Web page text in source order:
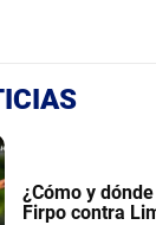
¿Cómo y
Firpo contra